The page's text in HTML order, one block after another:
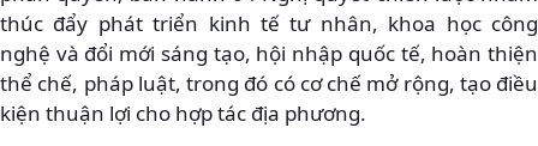
thúc đẩy phát triển kinh tế tư nhân, khoa học công
nghệ và đổi mới sáng tạo, hội nhập quốc tế, hoàn thiện
thể chế, pháp luật, trong đó có cơ chế mở rộng, tạo điều
kiện thuận lợi cho hợp tác địa phương.